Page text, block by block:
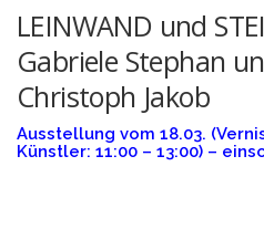
AUSSTELLUNGEN
LEINWAND und
Gabriele Stephan
Christoph Jakob
Ausstellung vom 18.03.
Künstler: 11:00 – 13:00) –